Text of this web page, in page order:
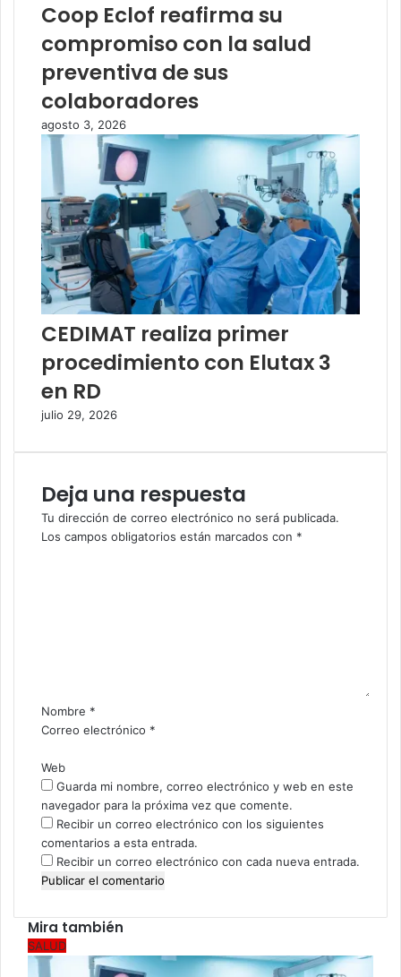
Coop Eclof reafirma su
compromiso con la salud
preventiva de sus
colaboradores
agosto 3, 2026
CEDIMAT realiza primer
procedimiento con Elutax 3
en RD
julio 29, 2026
Deja una respuesta
Tu dirección de correo electrónico no será publicada.
Los campos obligatorios están marcados con *
i
o
Nombre *
Correo electrónico *
Web
Guarda mi nombre, correo electrónico y web en este
navegador para la próxima vez que comente.
Recibir un correo electrónico con los siguientes
comentarios a esta entrada.
Recibir un correo electrónico con cada nueva entrada.
Mira también
SALUD